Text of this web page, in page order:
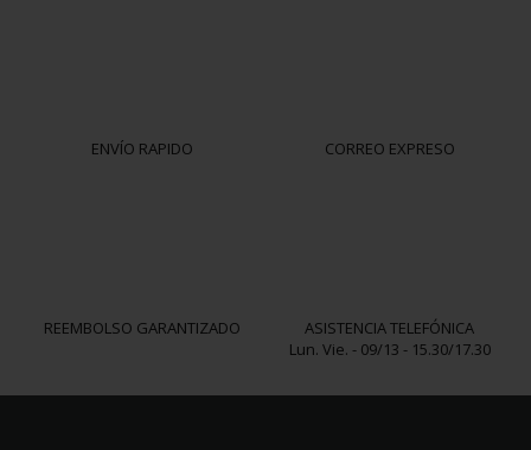
ENVÍO RAPIDO CORREO EXPRESO
REEMBOLSO GARANTIZADO
ASISTENCIA TELEFÓNICA
Lun. Vie. - 09/13 - 15.30/17.30